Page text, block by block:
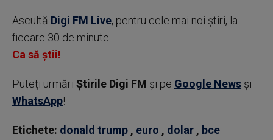
Ascultă Digi FM Live, pentru cele mai noi știri, la
fiecare 30 de minute.
Ca să știi!
Puteţi urmări Știrile Digi FM şi pe Google News şi
WhatsApp!
Etichete: donald trump , euro , dolar , bce